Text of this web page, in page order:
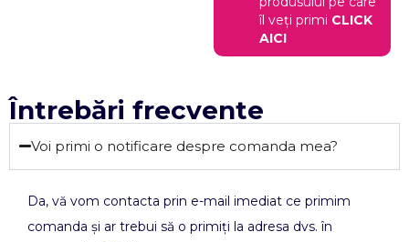
îl veți primi CLICK
AICI
Întrebări frecvente
Voi primi o notificare despre comanda mea?
Da, vă vom contacta prin e-mail imediat ce primim
comanda și ar trebui să o primiți la adresa dvs. în